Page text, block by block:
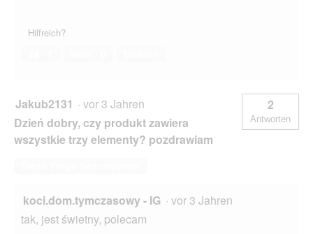
Hilfreich?
Jakub2131 · vor 3 Jahren
Dzień dobry, czy produkt zawiera
wszystkie trzy elementy? pozdrawiam
2
Antworten
koci.dom.tymczasowy - IG · vor 3 Jahren
tak, jest świetny, polecam